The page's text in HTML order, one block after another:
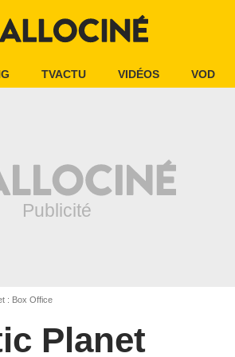
TVACTU VIDÉOS VOD
: Box Office
Planet